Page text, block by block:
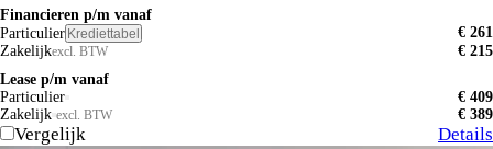
Financieren p/m vanaf
Particulier Krediettabel
€ 261
Zakelijkexcl. BTW
€ 215
Lease p/m vanaf
Particulier
€ 409
Zakelijk excl. BTW € 389
Vergelijk Details